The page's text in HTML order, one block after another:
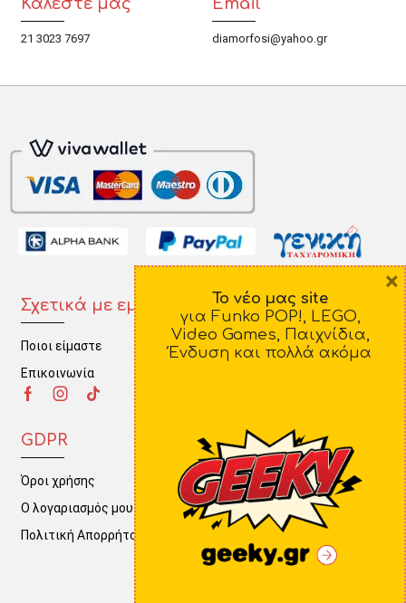
Καλέστε μας
21 3023 7697
Email
diamorfosi@yahoo.gr
Σχετικά με εμάς
Ποιοι είμαστε
Επικοινωνία
Πληροφορίες
Τρόποι Πληρωμής
GDPR
Όροι χρήσης
Ο λογαριασμός μου
Πολιτική Απορρήτου
Το νέο μας site
για Funko POP!, LEGO,
Video Games, Παιχνίδια,
Ένδυση και πολλά ακόμα
×